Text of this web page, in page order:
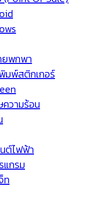
ยพกพา
มพ์สติกเกอร์
ความร้อน
ต์ไฟฟ้า
แกรม
ท